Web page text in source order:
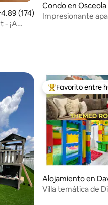
promedio: 4.89 de
4.89 (174)
- ¡A
Condo en
Impresionante
Favorito entre
Favorito entre
Alojamiento en
Villa temática de